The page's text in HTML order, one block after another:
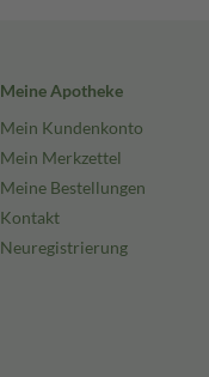
Meine Apotheke
Mein Kundenkonto
Mein Merkzettel
Meine Bestellungen
Kontakt
Neuregistrierung